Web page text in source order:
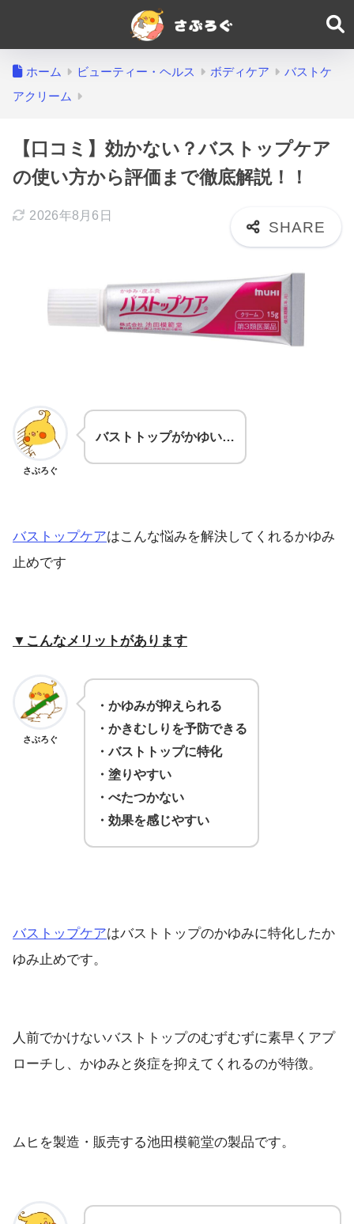
ホーム ビューティー・ヘルス ボディケア
バストケ
アクリーム
【口コミ】効かない？バストップケア
の使い方から評価まで徹底解説！！
2026年8月6日
さぶろぐ
バストトップがかゆい…
バストップケアはこんな悩みを解決してくれるかゆみ
止めです
▼こんなメリットがあります
さぶろぐ
・かゆみが抑えられる
・かきむしりを予防できる
・バストトップに特化
・塗りやすい
・べたつかない
・効果を感じやすい
バストップケアはバストトップのかゆみに特化したか
ゆみ止めです。
人前でかけないバストトップのむずむずに素早くアプ
ローチし、かゆみと炎症を抑えてくれるのが特徴。
ムヒを製造・販売する池田模範堂の製品です。